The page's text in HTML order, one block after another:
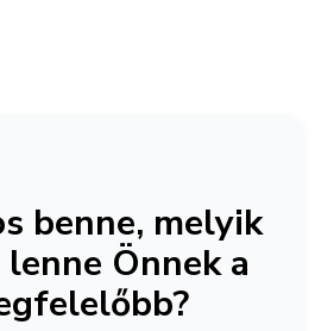
benne, melyik
Önnek a